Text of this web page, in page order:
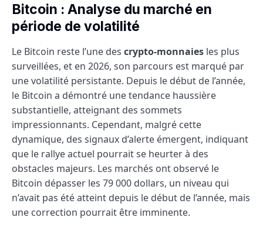
Bitcoin : Analyse du marché en
période de volatilité
Le Bitcoin reste l’une des crypto-monnaies les plus
surveillées, et en 2026, son parcours est marqué par
une volatilité persistante. Depuis le début de l’année,
le Bitcoin a démontré une tendance haussière
substantielle, atteignant des sommets
impressionnants. Cependant, malgré cette
dynamique, des signaux d’alerte émergent, indiquant
que le rallye actuel pourrait se heurter à des
obstacles majeurs. Les marchés ont observé le
Bitcoin dépasser les 79 000 dollars, un niveau qui
n’avait pas été atteint depuis le début de l’année, mais
une correction pourrait être imminente.